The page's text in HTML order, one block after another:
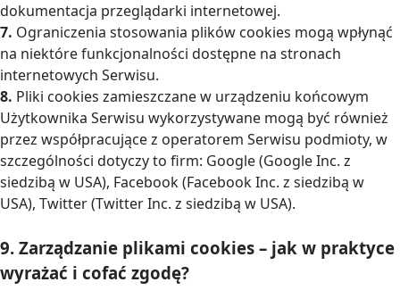
dokumentacja przeglądarki internetowej.
7. Ograniczenia stosowania plików cookies mogą wpłynąć
na niektóre funkcjonalności dostępne na stronach
internetowych Serwisu.
8. Pliki cookies zamieszczane w urządzeniu końcowym
Użytkownika Serwisu wykorzystywane mogą być również
przez współpracujące z operatorem Serwisu podmioty, w
szczególności dotyczy to firm: Google (Google Inc. z
siedzibą w USA), Facebook (Facebook Inc. z siedzibą w
USA), Twitter (Twitter Inc. z siedzibą w USA).
9. Zarządzanie plikami cookies – jak w praktyce
wyrażać i cofać zgodę?